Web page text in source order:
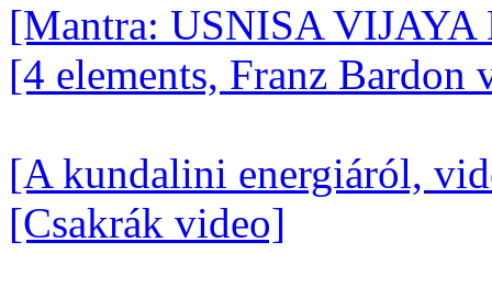
[Mantra: USNISA
[4 elements, Franz Bardon
[A kundalini energiáról,
[Csakrák video]